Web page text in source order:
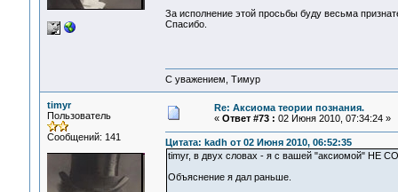
За исполнение этой просьбы буду весьма
Спасибо.
С уважением, Тимур
timyr
Пользователь
Сообщений: 141
Re: Аксиома теории познания.
« Ответ #73 : 02 Июня 2010, 07:34:24 »
Цитата: kadh от 02 Июня 2010, 06:52:35
timyr, в двух словах - я с вашей "аксиомой" НЕ
Объяснение я дал раньше.